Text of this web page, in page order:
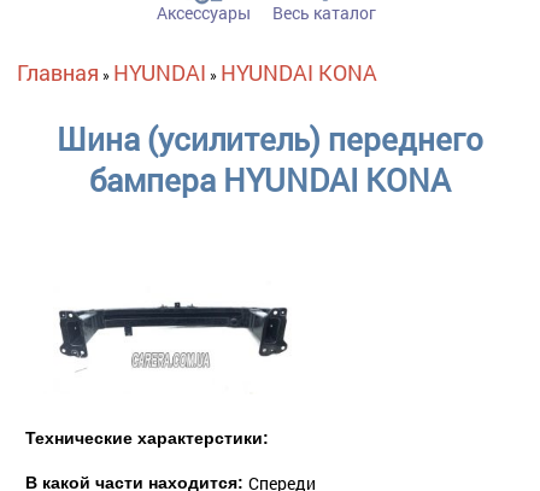
Аксессуары Весь каталог
Вы здесь
Главная » HYUNDAI » HYUNDAI KONA
Шина (усилитель) переднего
бампера HYUNDAI KONA
Технические характерстики:
В какой части находится: Спереди